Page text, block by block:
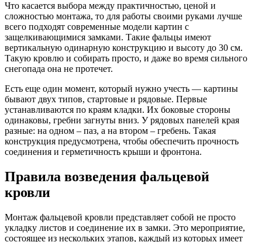
Что касается выбора между практичностью, ценой и
сложностью монтажа, то для работы своими руками лучше
всего подходят современные модели картин с
защелкивающимися замками. Такие фальцы имеют
вертикальную одинарную конструкцию и высоту до 30 см.
Такую кровлю и собирать просто, и даже во время сильного
снегопада она не протечет.
Есть еще один момент, который нужно учесть — картины
бывают двух типов, стартовые и рядовые. Первые
устанавливаются по краям кладки. Их боковые стороны
одинаковы, гребни загнуты вниз. У рядовых панелей края
разные: на одном – паз, а на втором – гребень. Такая
конструкция предусмотрена, чтобы обеспечить прочность
соединения и герметичность крыши и фронтона.
Правила возведения фальцевой
кровли
Монтаж фальцевой кровли представляет собой не просто
укладку листов и соединение их в замки. Это мероприятие,
состоящее из нескольких этапов, каждый из которых имеет